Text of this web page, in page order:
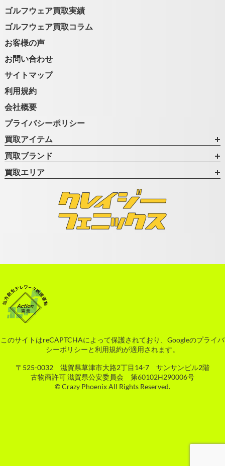
ゴルフウェア買取実績
ゴルフウェア買取コラム
お客様の声
お問い合わせ
サイトマップ
利用規約
会社概要
プライバシーポリシー
買取アイテム
買取ブランド
買取エリア
このサイトはreCAPTCHAによって保護されており、Googleのプライバ
シーポリシーと利用規約が適用されます。
〒525-0032 滋賀県草津市大路2丁目14-7 サンサンビル2階
古物商許可 滋賀県公安委員会 第60102H290006号
© Crazy Phoenix All Rights Reserved.